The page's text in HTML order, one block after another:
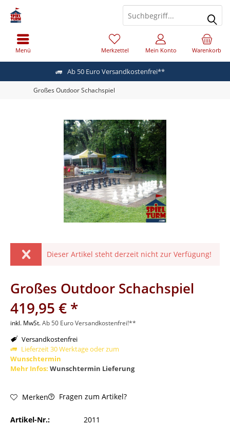
Ab 50 Euro Versandkostenfrei**
Menü Warenkorb
Merkzettel Mein Konto
Großes Outdoor Schachspiel
Dieser Artikel steht derzeit nicht zur Verfügung!
Großes Outdoor Schachspiel
419,95 € *
inkl. MwSt.Ab 50 Euro Versandkostenfrei!**
Versandkostenfrei
Lieferzeit 30 Werktage oder zum
Wunschtermin
Mehr Infos: Wunschtermin Lieferung
Merken Fragen zum Artikel?
Artikel-Nr.: 2011